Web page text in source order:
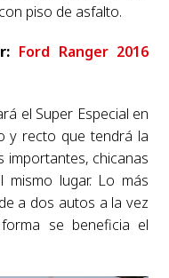
piso de asfalto.
Ford Ranger 2016
el Super Especial en
y recto que tendrá la
importantes, chicanas
lugar. Lo más
a dos autos a la vez
se beneficia el